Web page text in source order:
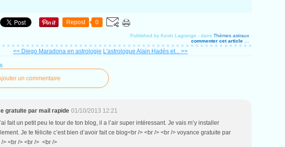
Repost 0
Published by Kevin Lagrange - dans Thèmes astraux
commenter cet article
<< Diego Maradona en astrologie L'astrologue Alain Hadès et... >>
un commentaire
gratuite par mail rapide 01/10/2013 12:21
fait un petit peu le tour de ton blog, il a l’air super intéressant. Je vais m’y installer
Je te félicite c’est bien d’avoir fait ce blog<br /> <br /> <br /> voyance gratuite par
> <br /> <br /> <br />